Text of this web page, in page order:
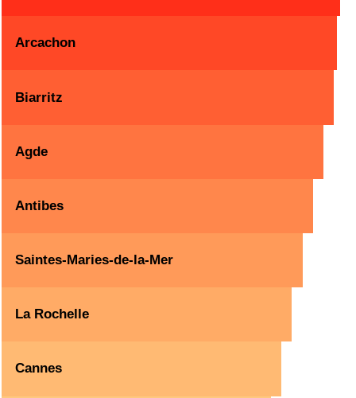
Arcachon
Biarritz
Agde
Antibes
Saintes-Maries-de-la-Mer
La Rochelle
Cannes